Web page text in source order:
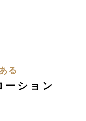
こちら
ちら
：00
る
ション